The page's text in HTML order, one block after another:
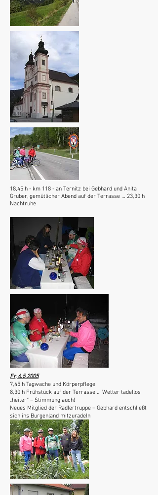
18,45 h - km 118 - an Ternitz bei Gebhard und Anita
Gruber, gemütlicher Abend auf der Terrasse … 23,30 h
Nachtruhe
Fr, 6.5.2005
7,45 h Tagwache und Körperpflege
8,30 h Frühstück auf der Terrasse … Wetter tadellos
„heiter“ – Stimmung auch!
Neues Mitglied der Radlertruppe – Gebhard entschließt
sich ins Burgenland mitzuradeln